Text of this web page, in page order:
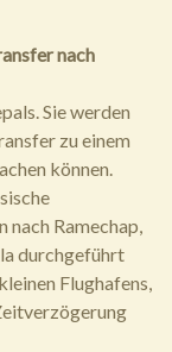
nach
Sie werden
zu einem
können.
nach Ramechap,
durchgeführt
Flughafens,